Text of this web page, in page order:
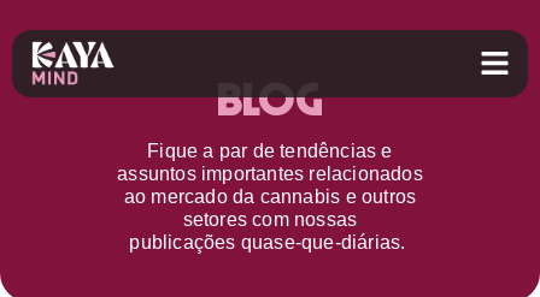
Blog
Fique a par detendências e
assuntos importantes relacionados
ao mercado da cannabis e outros
setorescom nossas
publicações quase-que-diárias.